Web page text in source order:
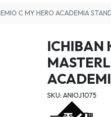
C MY HERO ACADEMIA
ICHIBAN
SKU: ANIOJ1075